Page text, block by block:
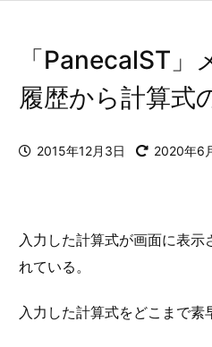
「PanecalST
履歴から計算式
2015年12月3日 2020年6
入力した計算式が画面に表
れている。
入力した計算式をどこまで素